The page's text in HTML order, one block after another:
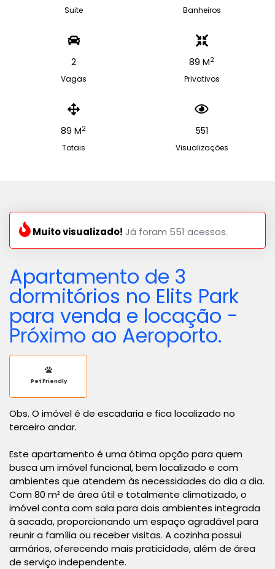
Suite Banheiros
2
Vagas
89 M2
Privativos
89 M2
Totais
551
Visualizações
Muito visualizado! Já foram 551 acessos.
Apartamento de 3
dormitórios no Elits Park
para venda e locação -
Próximo ao Aeroporto.
Pet Friendly
Obs. O imóvel é de escadaria e fica localizado no
terceiro andar.
Este apartamento é uma ótima opção para quem
busca um imóvel funcional, bem localizado e com
ambientes que atendem às necessidades do dia a dia.
Com 80 m² de área útil e totalmente climatizado, o
imóvel conta com sala para dois ambientes integrada
à sacada, proporcionando um espaço agradável para
reunir a família ou receber visitas. A cozinha possui
armários, oferecendo mais praticidade, além de área
de serviço independente.